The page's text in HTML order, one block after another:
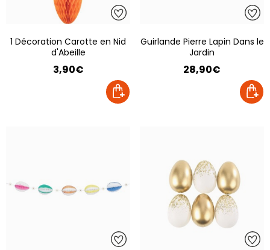
1 Décoration Carotte en Nid
d'Abeille
3,90€
Guirlande Pierre Lapin Dans le
Jardin
28,90€